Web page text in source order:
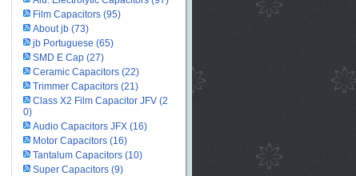
Film Capacitors(95)
About jb(73)
jb Portuguese (65)
SMD E Cap(27)
Ceramic Capacitors(22)
Trimmer Capacitors(21)
Class X2 Film Capacitor JFV(2
0)
Audio Capacitors JFX(16)
Motor Capacitors (16)
Tantalum Capacitors(10)
Super Capacitors(9)